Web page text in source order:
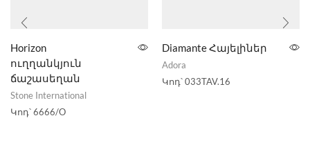
Horizon
ուղղանկյուն
ճաշասեղան
Stone International
Կոդ՝6666/O
Diamante Հայելիներ
Adora
Կոդ՝033TAV.16